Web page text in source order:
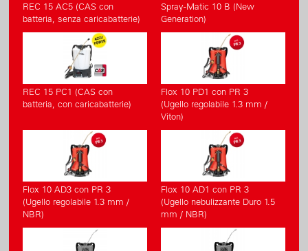
REC 15 AC5 (CAS con
batteria, senza caricabatterie)
Spray-Matic 10 B (New
Generation)
REC 15 PC1 (CAS con
batteria, con caricabatterie)
Flox 10 PD1 con PR 3
(Ugello regolabile 1.3 mm /
Viton)
Flox 10 AD3 con PR 3
(Ugello regolabile 1.3 mm /
NBR)
Flox 10 AD1 con PR 3
(Ugello nebulizzante Duro 1.5
mm / NBR)